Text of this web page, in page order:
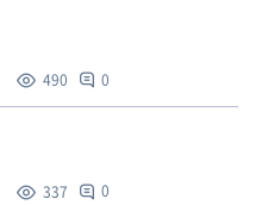
490 0
337 0